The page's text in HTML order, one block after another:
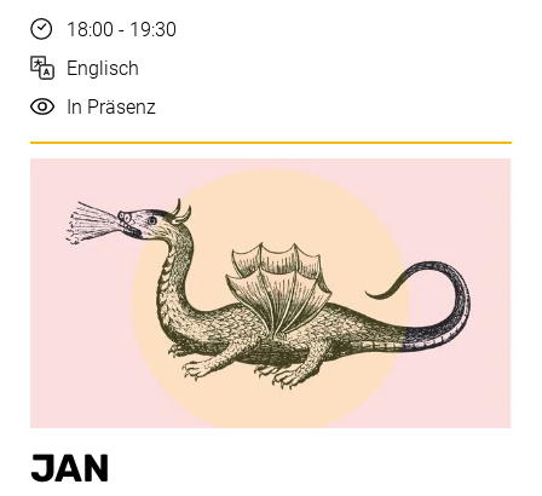
Uhrzeit
18:00 - 19:30
Sprache
Englisch
Durchführung
In Präsenz
JAN